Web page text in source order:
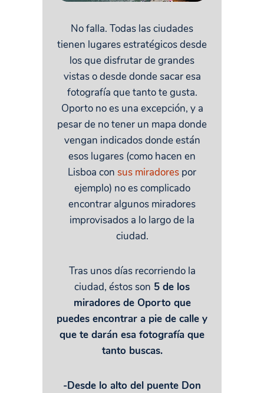
No falla. Todas las ciudades
tienen lugares estratégicos desde
los que disfrutar de grandes
vistas o desde donde sacar esa
fotografía que tanto te gusta.
Oporto no es una excepción, y a
pesar de no tener un mapa donde
vengan indicados donde están
esos lugares (como hacen en
Lisboa con sus miradores por
ejemplo) no es complicado
encontrar algunos miradores
improvisados a lo largo de la
ciudad.
Tras unos días recorriendo la
ciudad, éstos son 5 de los
miradores de Oporto que
puedes encontrar a pie de calle y
que te darán esa fotografía que
tanto buscas.
-Desde lo alto del puente Don